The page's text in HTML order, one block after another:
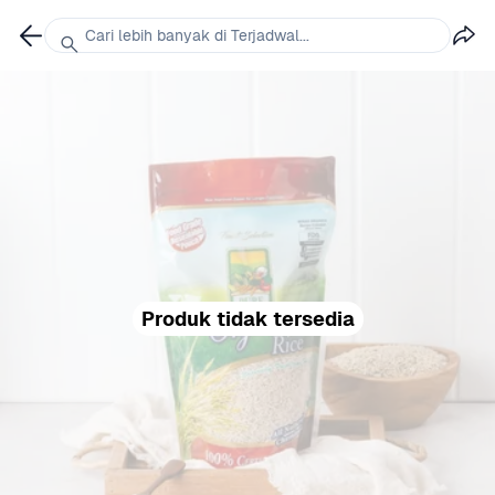
Produk tidak tersedia
Cari lebih banyak di Terjadwal...